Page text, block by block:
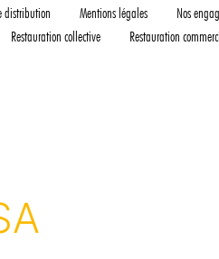
distribution Mentions légales Nos
Restauration collective Restauration